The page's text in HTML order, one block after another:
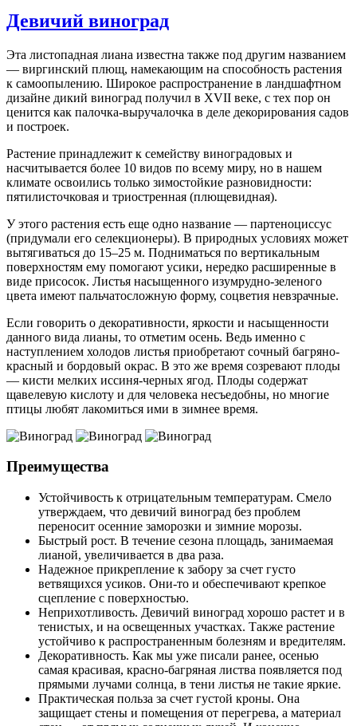
Девичий виноград
Эта листопадная лиана известна также под другим названием
— виргинский плющ, намекающим на способность растения
к самоопылению. Широкое распространение в ландшафтном
дизайне дикий виноград получил в XVII веке, с тех пор он
ценится как палочка-выручалочка в деле декорирования садов
и построек.
Растение принадлежит к семейству виноградовых и
насчитывается более 10 видов по всему миру, но в нашем
климате освоились только зимостойкие разновидности:
пятилисточковая и триостренная (плющевидная).
У этого растения есть еще одно название — партеноциссус
(придумали его селекционеры). В природных условиях может
вытягиваться до 15–25 м. Подниматься по вертикальным
поверхностям ему помогают усики, нередко расширенные в
виде присосок. Листья насыщенного изумрудно-зеленого
цвета имеют пальчатосложную форму, соцветия невзрачные.
Если говорить о декоративности, яркости и насыщенности
данного вида лианы, то отметим осень. Ведь именно с
наступлением холодов листья приобретают сочный багряно-
красный и бордовый окрас. В это же время созревают плоды
— кисти мелких иссиня-черных ягод. Плоды содержат
щавелевую кислоту и для человека несъедобны, но многие
птицы любят лакомиться ими в зимнее время.
Преимущества
Устойчивость к отрицательным температурам. Смело
утверждаем, что девичий виноград без проблем
переносит осенние заморозки и зимние морозы.
Быстрый рост. В течение сезона площадь, занимаемая
лианой, увеличивается в два раза.
Надежное прикрепление к забору за счет густо
ветвящихся усиков. Они-то и обеспечивают крепкое
сцепление с поверхностью.
Неприхотливость. Девичий виноград хорошо растет и в
тенистых, и на освещенных участках. Также растение
устойчиво к распространенным болезням и вредителям.
Декоративность. Как мы уже писали ранее, осенью
самая красивая, красно-багряная листва появляется под
прямыми лучами солнца, в тени листья не такие яркие.
Практическая польза за счет густой кроны. Она
защищает стены и помещения от перегрева, а материал